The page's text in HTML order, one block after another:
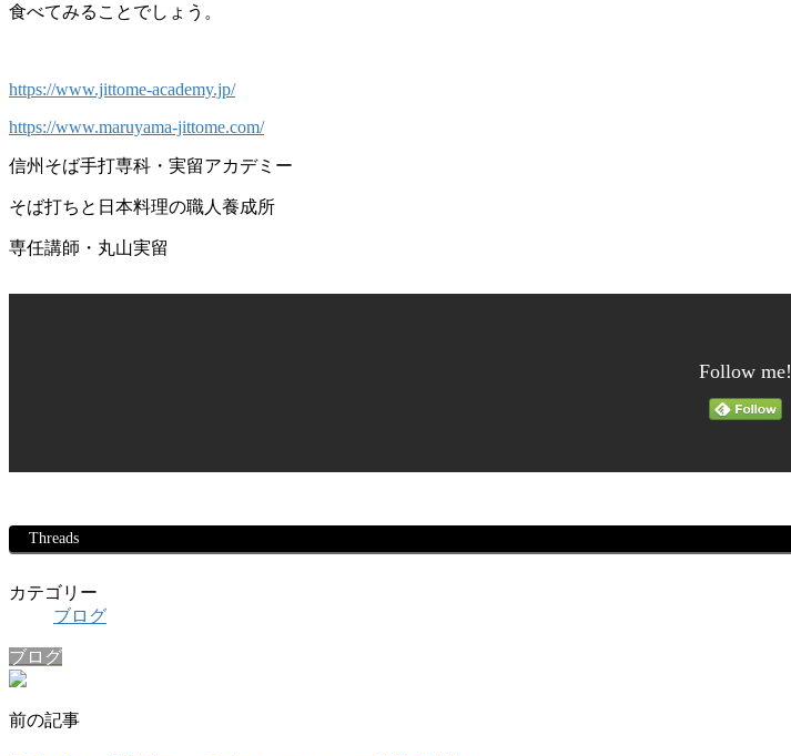
食べてみることでしょう。
https://www.jittome-academy.jp/
https://www.maruyama-jittome.com/
信州そば手打専科・実留アカデミー
そば打ちと日本料理の職人養成所
専任講師・丸山実留
Follow me!
Threads
カテゴリー
ブログ
ブログ
前の記事